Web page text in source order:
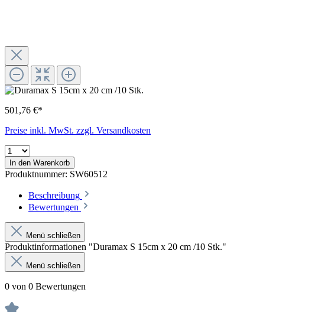
501,76 €*
Preise inkl. MwSt. zzgl. Versandkosten
In den Warenkorb
Produktnummer: SW60512
Beschreibung
Bewertungen
Menü schließen
Produktinformationen "Duramax S 15cm x 20 cm /10 Stk."
Menü schließen
0 von 0 Bewertungen